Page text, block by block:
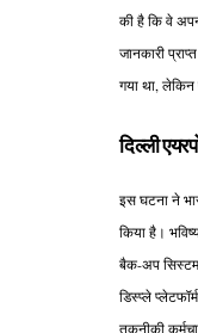
की है कि वे
जानकारी
गया था,
दिल्ली
इस घटना ने
किया है।
बैक-अप सिस्टम
डिस्प्ले
तकनीकी